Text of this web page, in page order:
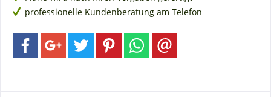
professionelle Kundenberatung am Telefon